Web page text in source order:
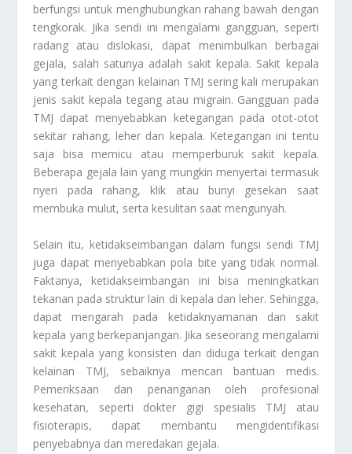
berfungsi untuk menghubungkan rahang bawah dengan
tengkorak. Jika sendi ini mengalami gangguan, seperti
radang atau dislokasi, dapat menimbulkan berbagai
gejala, salah satunya adalah sakit kepala. Sakit kepala
yang terkait dengan kelainan TMJ sering kali merupakan
jenis sakit kepala tegang atau migrain. Gangguan pada
TMJ dapat menyebabkan ketegangan pada otot-otot
sekitar rahang, leher dan kepala. Ketegangan ini tentu
saja bisa memicu atau memperburuk sakit kepala.
Beberapa gejala lain yang mungkin menyertai termasuk
nyeri pada rahang, klik atau bunyi gesekan saat
membuka mulut, serta kesulitan saat mengunyah.
Selain itu, ketidakseimbangan dalam fungsi sendi TMJ
juga dapat menyebabkan pola bite yang tidak normal.
Faktanya, ketidakseimbangan ini bisa meningkatkan
tekanan pada struktur lain di kepala dan leher. Sehingga,
dapat mengarah pada ketidaknyamanan dan sakit
kepala yang berkepanjangan. Jika seseorang mengalami
sakit kepala yang konsisten dan diduga terkait dengan
kelainan TMJ, sebaiknya mencari bantuan medis.
Pemeriksaan dan penanganan oleh profesional
kesehatan, seperti dokter gigi spesialis TMJ atau
fisioterapis, dapat membantu mengidentifikasi
penyebabnya dan meredakan gejala.